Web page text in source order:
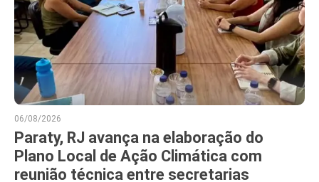
06/08/2026
Paraty, RJ avança na elaboração do
Plano Local de Ação Climática com
reunião técnica entre secretarias